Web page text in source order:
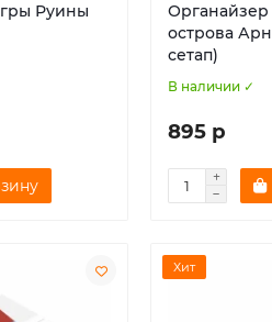
Руины
острова
сетап)
В наличии ✓
895 р
Хит